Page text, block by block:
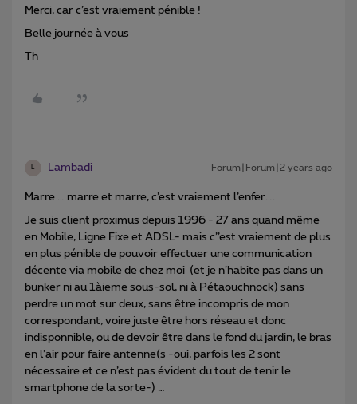
Merci, car c’est vraiement pénible !
Belle journée à vous
Th
L Lambadi Forum|Forum|2 years ago
Marre … marre et marre, c’est vraiement l’enfer….
Je suis client proximus depuis 1996 - 27 ans quand même
en Mobile, Ligne Fixe et ADSL- mais c’’est vraiement de plus
en plus pénible de pouvoir effectuer une communication
décente via mobile de chez moi (et je n’habite pas dans un
bunker ni au 1àieme sous-sol, ni à Pétaouchnock) sans
perdre un mot sur deux, sans être incompris de mon
correspondant, voire juste être hors réseau et donc
indisponnible, ou de devoir être dans le fond du jardin, le bras
en l’air pour faire antenne(s -oui, parfois les 2 sont
nécessaire et ce n’est pas évident du tout de tenir le
smartphone de la sorte-) …